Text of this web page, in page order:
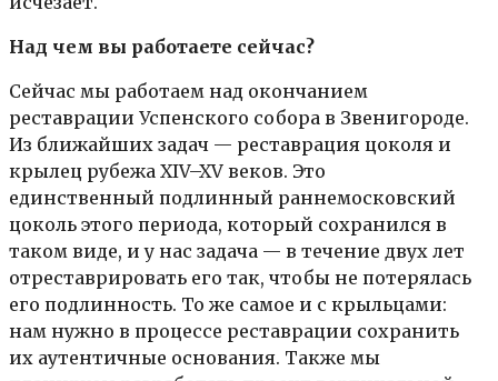
Над чем вы работаете сейчас?
Сейчас мы работаем над окончанием
реставрации Успенского собора в Звенигороде.
Из ближайших задач — реставрация цоколя и
крылец рубежа XIV–XV веков. Это
единственный подлинный раннемосковский
цоколь этого периода, который сохранился в
таком виде, и у нас задача — в течение двух лет
отреставрировать его так, чтобы не потерялась
его подлинность. То же самое и с крыльцами:
нам нужно в процессе реставрации сохранить
их аутентичные основания. Также мы